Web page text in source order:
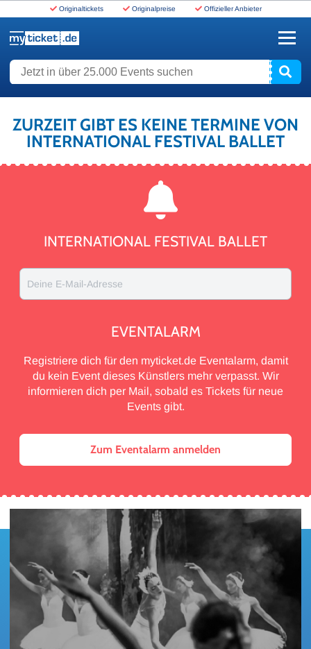
Originaltickets Originalpreise Offizieller Anbieter
Jetzt in über 25.000 Events suchen
ZURZEIT GIBT ES KEINE TERMINE VON
INTERNATIONAL FESTIVAL BALLET
INTERNATIONAL FESTIVAL BALLET
Deine E-Mail-Adresse
EVENTALARM
Registriere dich für den myticket.de Eventalarm, damit
du kein Event dieses Künstlers mehr verpasst. Wir
informieren dich per Mail, sobald es Tickets für neue
Events gibt.
Zum Eventalarm anmelden